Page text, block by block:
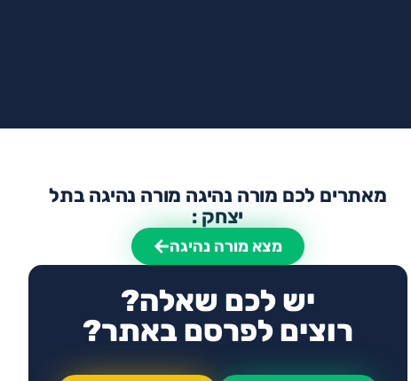
מאתרים לכם מורה נהיגה מורה נהיגה בתל
יצחק :
מצא מורה נהיגה
יש לכם שאלה?
רוצים לפרסם באתר?